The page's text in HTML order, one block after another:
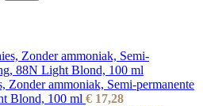
Zonder ammoniak, Semi-permanente
Blond, 100 ml € 17,28